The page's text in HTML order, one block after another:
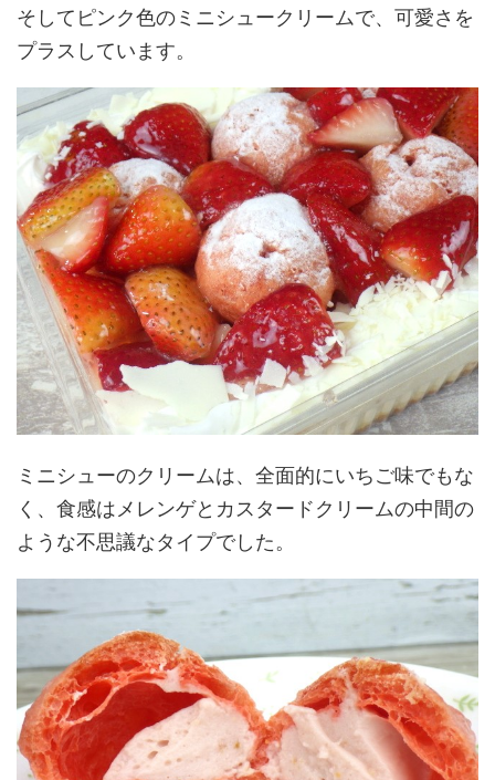
そしてピンク色のミニシュークリームで、可愛さを
プラスしています。
ミニシューのクリームは、全面的にいちご味でもな
く、食感はメレンゲとカスタードクリームの中間の
ような不思議なタイプでした。